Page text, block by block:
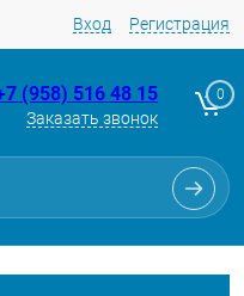
Вход Регистрация
(958) 516 48 15
Заказать звонок
0